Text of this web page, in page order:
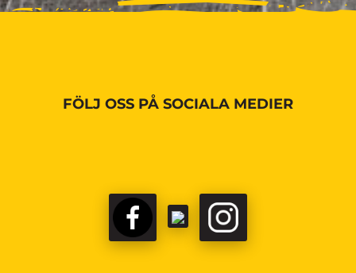
FÖLJ OSS PÅ SOCIALA MEDIER